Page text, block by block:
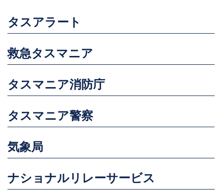
タスアラート
救急タスマニア
タスマニア消防庁
タスマニア警察
気象局
ナショナルリレーサービス